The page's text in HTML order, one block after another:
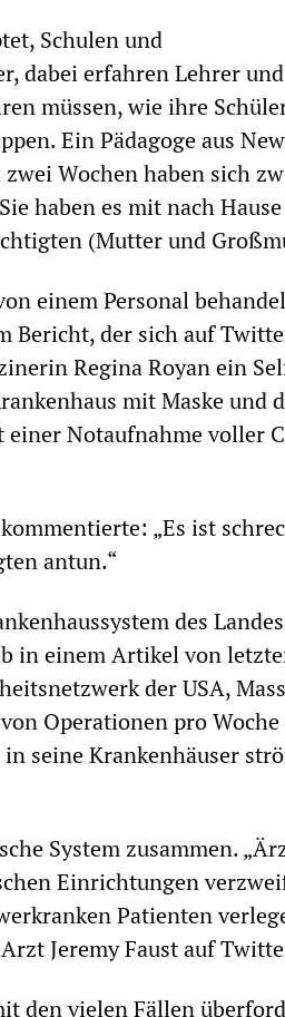
Schulen und
dabei erfahren Lehrer
müssen, wie ihre
Ein Pädagoge aus
Wochen haben sich
haben es mit nach
(Mutter und
einem Personal
Bericht, der sich auf
Regina Royan ein
mit Maske und
Notaufnahme voller
„Es ist
antun.“
des
in einem Artikel von
der USA,
Operationen pro
seine Krankenhäuser
System zusammen.
Einrichtungen
Patienten
Jeremy Faust auf
den vielen Fällen